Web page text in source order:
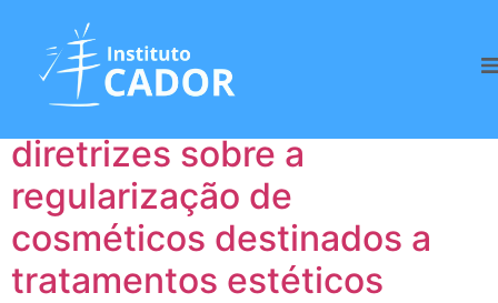
Tag:Regularização
Comunicado técnico -
diretrizes sobre a
regularização de
cosméticos destinados a
tratamentos estéticos